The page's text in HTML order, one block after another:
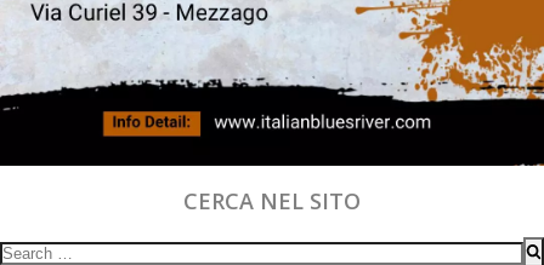
CERCA NEL SITO
Search